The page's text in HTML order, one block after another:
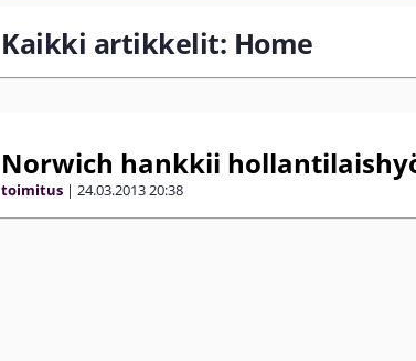
Kaikki artikkelit: Home
Norwich hankkii
toimitus | 24.03.201320:38